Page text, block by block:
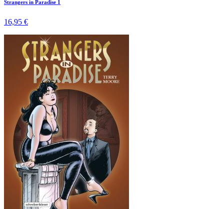
Strangers in Paradise 1
16,95 €